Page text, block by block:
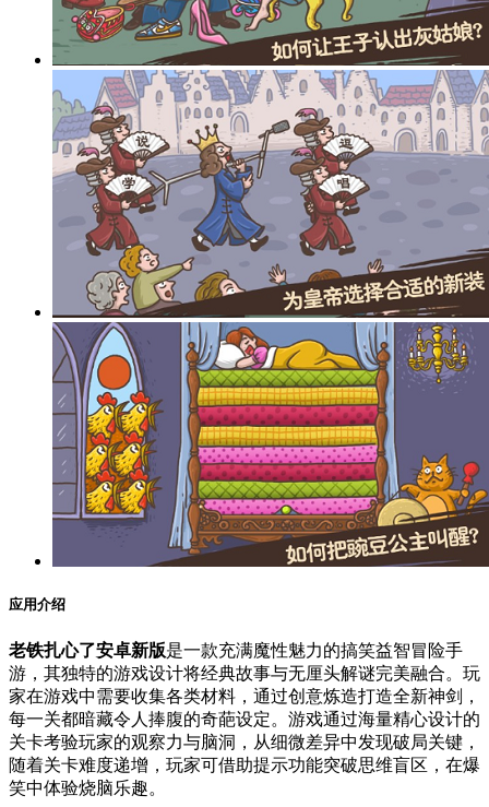
应用介绍
老铁扎心了安卓新版是一款充满魔性魅力的搞笑益智冒险手
游，其独特的游戏设计将经典故事与无厘头解谜完美融合。玩
家在游戏中需要收集各类材料，通过创意炼造打造全新神剑，
每一关都暗藏令人捧腹的奇葩设定。游戏通过海量精心设计的
关卡考验玩家的观察力与脑洞，从细微差异中发现破局关键，
随着关卡难度递增，玩家可借助提示功能突破思维盲区，在爆
笑中体验烧脑乐趣。